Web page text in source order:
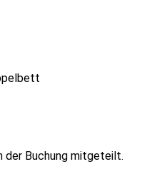
der Buchung mitgeteilt.